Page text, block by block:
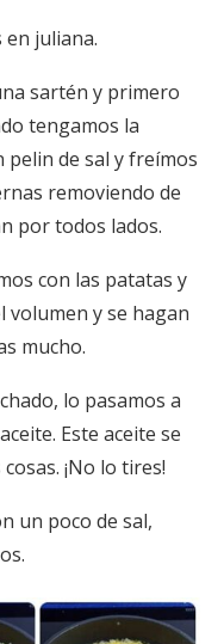
en juliana.
sartén y primero
tengamos la
pelin de sal y freímos
removiendo de
por todos lados.
con las patatas y
volumen y se hagan
mucho.
lo pasamos a
Este aceite se
¡No lo tires!
un poco de sal,